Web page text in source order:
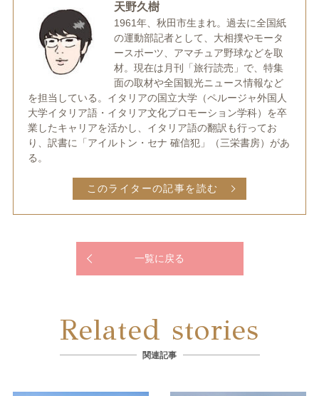
天野久樹
1961年、秋田市生まれ。過去に全国紙
の運動部記者として、大相撲やモータ
ースポーツ、アマチュア野球などを取
材。現在は月刊「旅行読売」で、特集
面の取材や全国観光ニュース情報など
を担当している。イタリアの国立大学（ペルージャ外国人
大学イタリア語・イタリア文化プロモーション学科）を卒
業したキャリアを活かし、イタリア語の翻訳も行ってお
り、訳書に「アイルトン・セナ 確信犯」（三栄書房）があ
る。
このライターの記事を読む
一覧に戻る
Related stories
関連記事